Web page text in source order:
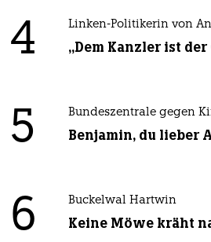
4 Linken-Politikerin von
„Dem Kanzler ist der
5 Bundeszentrale gegen
Benjamin, du lieber
6 Buckelwal Hartwin
Keine Möwe kräht